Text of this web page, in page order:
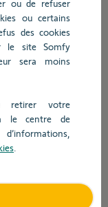
prix nets
ou de refuser
ou certains
des cookies
le site Somfy
sera moins
retirer votre
le centre de